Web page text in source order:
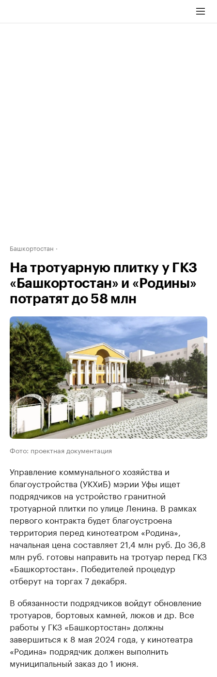
Башкортостан
На тротуарную плитку у ГКЗ
«Башкортостан» и «Родины»
потратят до 58 млн
Фото: проектная документация
Управление коммунального хозяйства и
благоустройства (УКХиБ) мэрии Уфы ищет
подрядчиков на устройство гранитной
тротуарной плитки по улице Ленина. В рамках
первого контракта будет благоустроена
территория перед кинотеатром «Родина»,
начальная цена составляет 21,4 млн руб. До 36,8
млн руб. готовы направить на тротуар перед ГКЗ
«Башкортостан». Победителей процедур
отберут на торгах 7 декабря.
В обязанности подрядчиков войдут обновление
тротуаров, бортовых камней, люков и др. Все
работы у ГКЗ «Башкортостан» должны
завершиться к 8 мая 2024 года, у кинотеатра
«Родина» подрядчик должен выполнить
муниципальный заказ до 1 июня.